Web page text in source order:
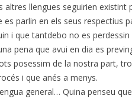
altres llengues seguirien
es parlin en els seus respectius
i que tantdebo no es
pena que avui en dia es
posessim de la nostra part,
i que anés a menys.
general… Quina penseu